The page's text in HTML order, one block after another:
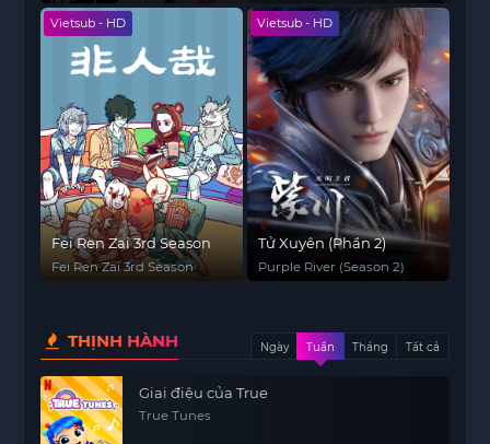
Outcast (Season 6)
Vietsub - HD
Fei Ren Zai 3rd Season
Fei Ren Zai 3rd Season
Vietsub - HD
Tử Xuyên (Phần 2)
Purple River (Season 2)
THỊNH HÀNH Ngày Tuần Tháng Tất cả
Giai điệu của True
True Tunes